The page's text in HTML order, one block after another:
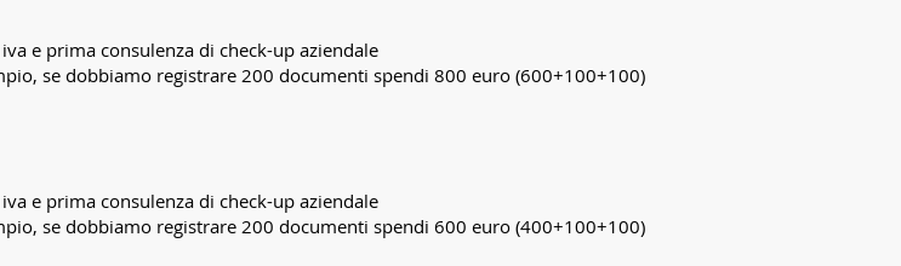
e prima consulenza di check-up aziendale
se dobbiamo registrare 200 documenti spendi 800 euro (600+100+100)
e prima consulenza di check-up aziendale
se dobbiamo registrare 200 documenti spendi 600 euro (400+100+100)